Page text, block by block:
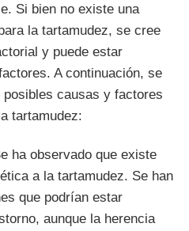
Si bien no existe una
la tartamudez, se cree
y puede estar
A continuación, se
causas y factores
tartamudez:
ha observado que existe
a la tartamudez. Se han
que podrían estar
aunque la herencia